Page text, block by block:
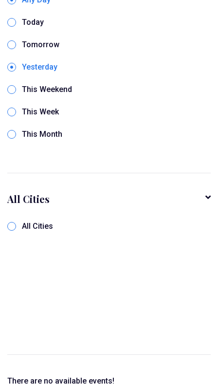
Today
Tomorrow
Yesterday
This Weekend
This Week
This Month
All Cities
All Cities
There are no available events!